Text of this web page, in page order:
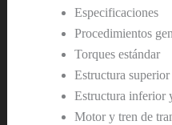
Especificaciones
Procedimientos
Torques estándar
Estructura superior
Estructura inferior
Motor y tren de